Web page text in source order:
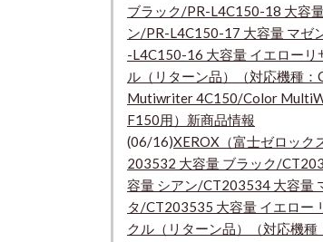
ブラック/PR-L4C150-18 大容
ン/PR-L4C150-17 大容量 マゼ
-L4C150-16 大容量 イエローリ
ル（リターン品）（対応機種：
Mutiwriter 4C150/Color
F150用）新商品情報
(06/16)XEROX（富士ゼロック
203532 大容量 ブラック/
容量 シアン/CT203534 大容量
タ/CT203535 大容量 イエロー
クル（リターン品）（対応機種